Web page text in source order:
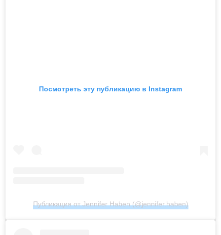
Посмотреть эту публикацию в Instagram
Публикация от Jennifer Haben (@jennifer.haben)